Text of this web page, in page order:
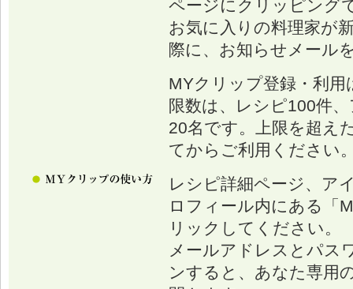
ページにクリッピング
お気に入りの料理家が
際に、お知らせメール
MYクリップ登録・利
限数は、レシピ100件
20名です。上限を超え
てからご利用ください
レシピ詳細ページ、ア
ロフィール内にある「
リックしてください。
メールアドレスとパス
ンすると、あなた専用